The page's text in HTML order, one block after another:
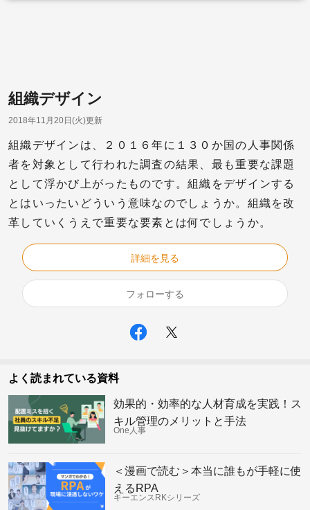
組織デザイン
2018年11月20日(火)更新
組織デザインは、２０１６年に１３０か国の人事関係
者を対象として行われた調査の結果、最も重要な課題
として浮かび上がったものです。組織をデザインする
とはいったいどういう意味なのでしょうか。組織を改
革していくうえで重要な要素とは何でしょうか。
詳細を見る
フォローする
よく読まれている資料
効果的・効率的な人材育成を実践！ス
キル管理のメリットと手法
One人事
＜漫画で読む＞本当に誰もが手軽に使
えるRPA
キーエンスRKシリーズ